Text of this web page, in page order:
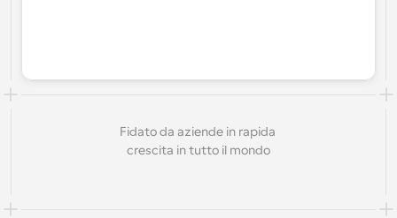
Fidato da aziende in rapida
crescita in tutto il mondo